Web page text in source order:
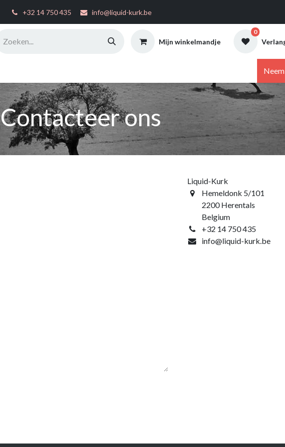
+32 14 750 435 info@liquid-kurk.be
Mijn winkelmandje
0
Contacteer ons
Liquid-Kurk
Hemeldonk 5/101
2200 Herentals
Belgium
+32 14 750 435
info@liquid-kurk.be